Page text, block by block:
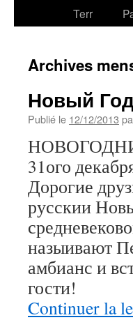
Terr
Archives
Новый
Publié le 12/12/2013
31ого
Дорогие
русскии
назыивают
амбианс и
гости!
Continuer la